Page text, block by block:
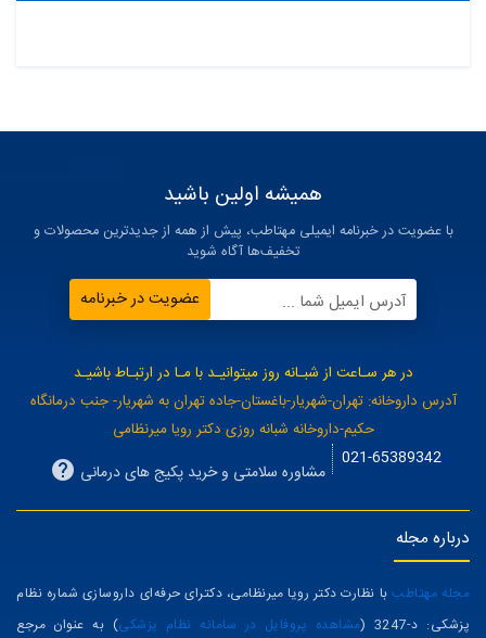
همیشه اولین باشید
با عضویت در خبرنامه ایمیلی مهتاطب، پیش از همه از جدیدترین محصولات و
تخفیف‌ها آگاه شوید
آدرس ایمیل شما ... عضویت در خبرنامه
در هر سـاعت از شبـانه روز میتوانیـد با مـا در ارتبـاط باشیـد
آدرس داروخانه: تهران-شهریار-باغستان-جاده تهران به شهریار- جنب درمانگاه
حکیم-داروخانه شبانه روزی دکتر رویا میرنظامی
021-65389342
مشاوره سلامتی و خرید پکیج های درمانی
درباره مجله
مجله مهتاطببا نظارت دکتر رویا میرنظامی، دکترای حرفه‌ای داروسازی شماره نظام
پزشکی: د-3247 (
مشاهده پروفایل در سامانه نظام پزشکی) به عنوان مرجع